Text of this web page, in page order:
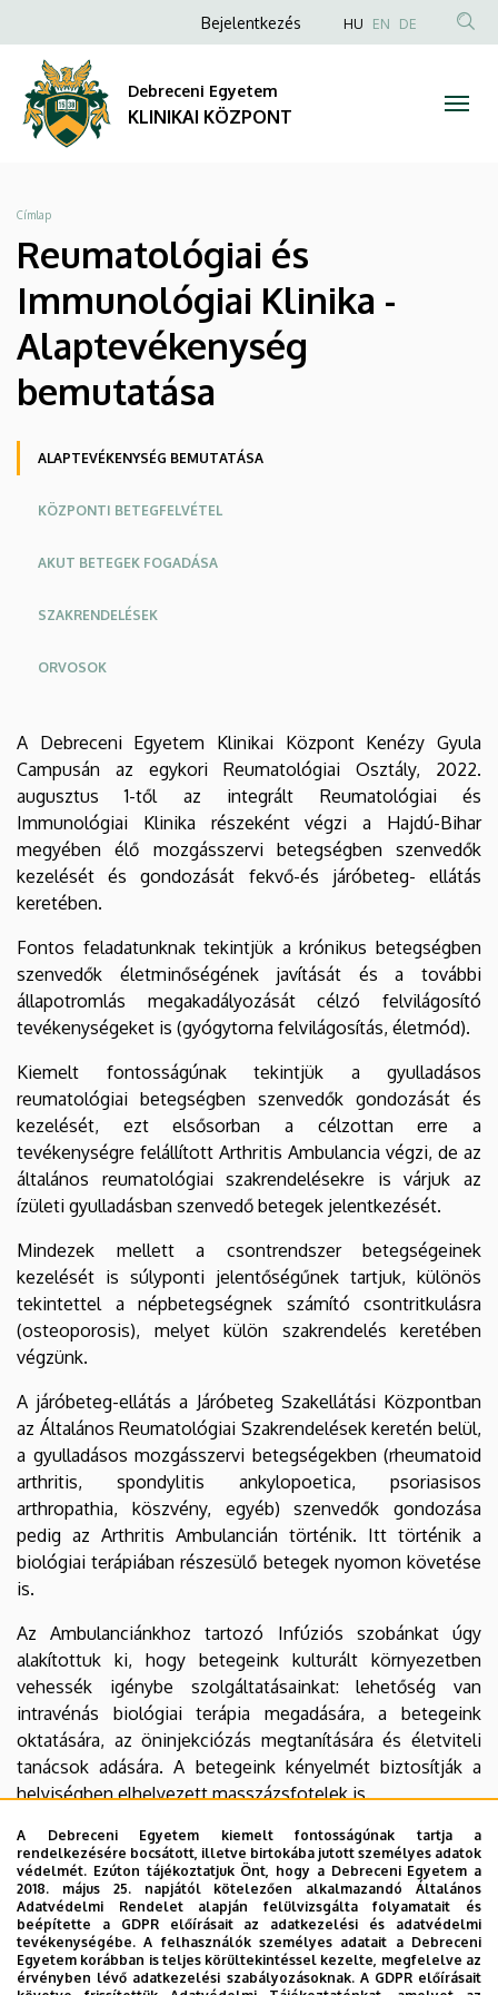
A Debreceni Egyetem kiemelt fontosságúnak tartja a
rendelkezésére bocsátott, illetve birtokába jutott személyes adatok
védelmét. Ezúton tájékoztatjuk Önt, hogy a Debreceni Egyetem a
2018. május 25. napjától kötelezően alkalmazandó Általános
Adatvédelmi Rendelet alapján felülvizsgálta folyamatait és
beépítette a GDPR előírásait az adatkezelési és adatvédelmi
tevékenységébe. A felhasználók személyes adatait a Debreceni
Egyetem korábban is teljes körültekintéssel kezelte, megfelelve az
érvényben lévő adatkezelési szabályozásoknak. A GDPR előírásait
Reumatológiai
és
Immunológiai
Klinika
Alaptevékenység
bemutatása
KLINIKAI
KÖZPONT
a
tartalomra
Anonim
fiók
menüje
Bejelentkezés HU EN DE
Debreceni Egyetem
KLINIKAI KÖZPONT
Morzsa
Címlap
Reumatológiai és
Immunológiai Klinika -
Alaptevékenység
bemutatása
Oldalmenü
ALAPTEVÉKENYSÉG BEMUTATÁSA
KÖZPONTI BETEGFELVÉTEL
AKUT BETEGEK FOGADÁSA
SZAKRENDELÉSEK
ORVOSOK
KEK
Angol
KEK
Német
A Debreceni Egyetem Klinikai Központ Kenézy Gyula
Campusán az egykori Reumatológiai Osztály, 2022.
augusztus 1-től az integrált Reumatológiai és
Immunológiai Klinika részeként végzi a Hajdú-Bihar
megyében élő mozgásszervi betegségben szenvedők
kezelését és gondozását fekvő-és járóbeteg- ellátás
keretében.
Fontos feladatunknak tekintjük a krónikus betegségben
szenvedők életminőségének javítását és a további
állapotromlás megakadályozását célzó felvilágosító
tevékenységeket is (gyógytorna felvilágosítás, életmód).
Kiemelt fontosságúnak tekintjük a gyulladásos
reumatológiai betegségben szenvedők gondozását és
kezelését, ezt elsősorban a célzottan erre a
tevékenységre felállított Arthritis Ambulancia végzi, de az
általános reumatológiai szakrendelésekre is várjuk az
ízületi gyulladásban szenvedő betegek jelentkezését.
Mindezek mellett a csontrendszer betegségeinek
kezelését is súlyponti jelentőségűnek tartjuk, különös
tekintettel a népbetegségnek számító csontritkulásra
(osteoporosis), melyet külön szakrendelés keretében
végzünk.
A járóbeteg-ellátás a Járóbeteg Szakellátási Központban
az Általános Reumatológiai Szakrendelések keretén belül,
a gyulladásos mozgásszervi betegségekben (rheumatoid
arthritis, spondylitis ankylopoetica, psoriasisos
arthropathia, köszvény, egyéb) szenvedők gondozása
pedig az Arthritis Ambulancián történik. Itt történik a
biológiai terápiában részesülő betegek nyomon követése
is.
Az Ambulanciánkhoz tartozó Infúziós szobánkat úgy
alakítottuk ki, hogy betegeink kulturált környezetben
vehessék igénybe szolgáltatásainkat: lehetőség van
intravénás biológiai terápia megadására, a betegeink
oktatására, az öninjekciózás megtanítására és életviteli
tanácsok adására. A betegeink kényelmét biztosítják a
helyiségben elhelyezett masszázsfotelek is.
A Járóbeteg Szakellátási Központban szintén kialakításra
került egy Infúziós Kezelő helyiség, ahol a csontritkulás
elleni készítmények, az izomrelaxánsok, valamint az
értágító és keringésjavító infúziók kerülnek beadásra.
Osztályvezető főorvos: Dr. Molnár Ágnes